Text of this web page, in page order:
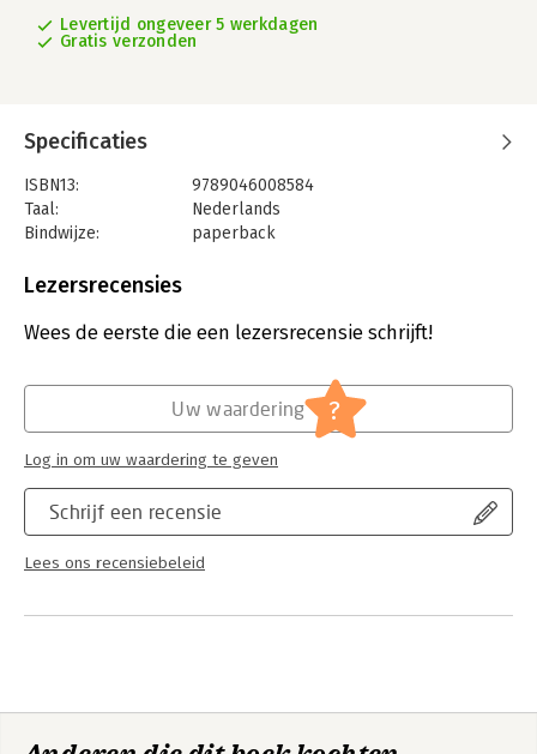
Levertijd ongeveer 5 werkdagen
Gratis verzonden
Specificaties
ISBN13:
9789046008584
Taal:
Nederlands
Bindwijze:
paperback
Druk:
Lezersrecensies
Wees de eerste die een lezersrecensie schrijft!
Schrijf een recensie
Lees ons recensiebeleid
Uw waardering ?
Log in om uw waardering te geven